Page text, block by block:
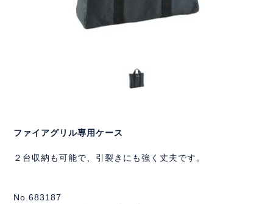
ファイアグリル専用ケース
２台収納も可能で、引裂きにも強く丈夫です。
No.683187